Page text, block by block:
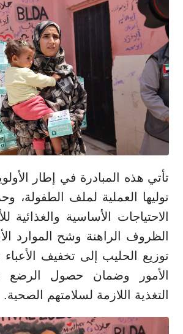
تأتي هذه المبادرة في إطار
توليها العملية لملف الطفولة،
الاحتياجات الأساسية
الظروف الراهنة وشح الموارد
توزيع الحليب إلى تخفيف
الأمور وضمان حصول الرضع
التغذية اللازمة لسلامتهم الصحية.